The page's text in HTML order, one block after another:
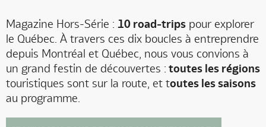
Magazine Hors-Série : 10 road-trips pour explorer
le Québec. À travers ces dix boucles à entreprendre
depuis Montréal et Québec, nous vous convions à
un grand festin de découvertes : toutes les régions
touristiques sont sur la route, et toutes les saisons
au programme.